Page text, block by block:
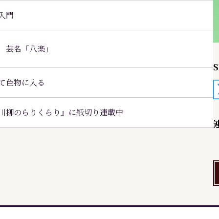
門
名「八楽」
色物に入る
柳のらりくらり』に紙切り連載中